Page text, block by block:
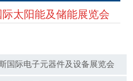
际太阳能及储能展览会
国际电子元器件及设备展览会